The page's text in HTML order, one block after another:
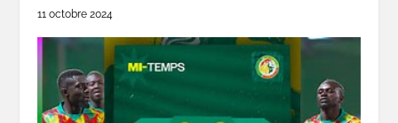
11 octobre 2024